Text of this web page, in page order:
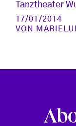
Tanztheater
17/01/2014
VON